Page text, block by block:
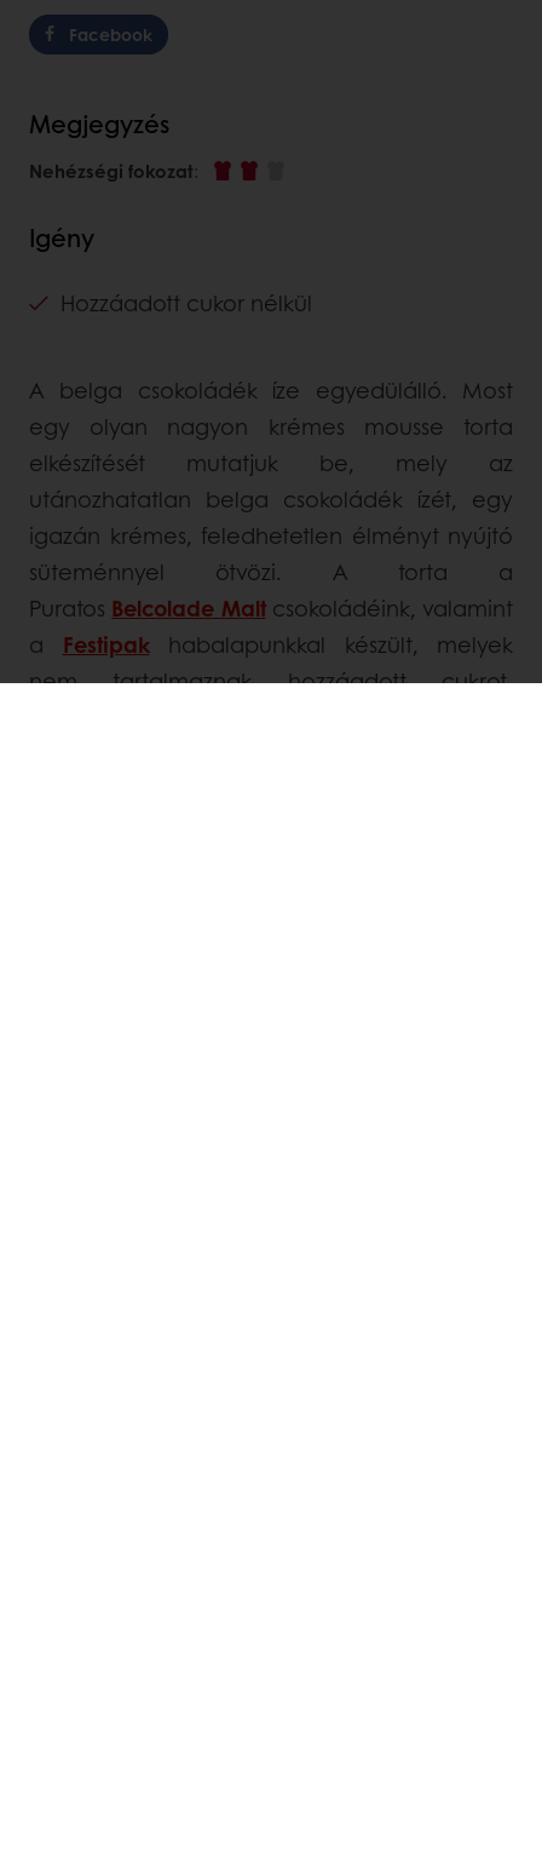
Facebook
Megjegyzés
Nehézségi fokozat:
Igény
Hozzáadott cukor nélkül
A belga csokoládék íze egyedülálló. Most
egy olyan nagyon krémes mousse torta
elkészítését mutatjuk be, mely az
utánozhatatlan belga csokoládék ízét, egy
igazán krémes, feledhetetlen élményt nyújtó
süteménnyel ötvözi. A torta a
Puratos Belcolade Maltcsokoládéink, valamint
a Festipakhabalapunkkal készült, melyek
nem tartalmaznak hozzáadott cukrot.